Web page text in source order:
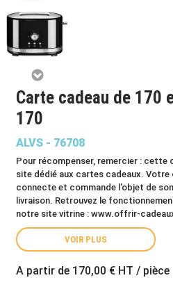
Carte cadeau de 170
170
ALVS - 76708
Pour récompenser, remercier :
site dédié aux cartes cadeaux.
connecte et commande l'objet de
livraison. Retrouvez le
notre site vitrine : www.offrir-
VOIR PLUS
A partir de 170,00 € HT / pièce